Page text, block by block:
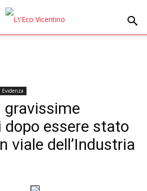
Evidenza
gravissime
dopo essere stato
viale dell’Industria